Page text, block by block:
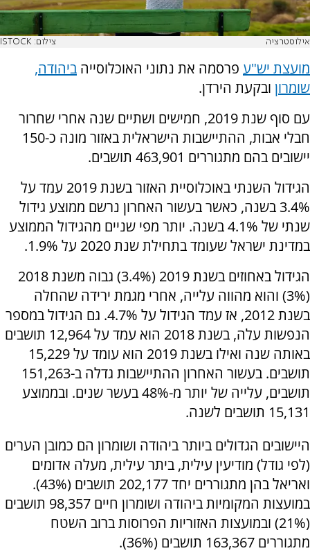
אילוסטרציה צילום: ISTOCK
מועצת יש"ע פרסמה את נתוני האוכלוסייה ביהודה,
שומרון ובקעת הירדן.
עם סוף שנת 2019, חמישים ושתיים שנה אחרי שחרור
חבלי אבות, ההתיישבות הישראלית באזור מונה כ-150
יישובים בהם מתגוררים 463,901 תושבים.
הגידול השנתי באוכלוסיית האזור בשנת 2019 עמד על
3.4% בשנה, כאשר בעשור האחרון נרשם ממוצע גידול
שנתי של 4.1% בשנה. יותר מפי שניים מהגידול הממוצע
במדינת ישראל שעומד בתחילת שנת 2020 על 1.9%.
הגידול באחוזים בשנת 2019 (3.4%) גבוה משנת 2018
(3%) והוא מהווה עלייה, אחרי מגמת ירידה שהחלה
בשנת 2012, אז עמד הגידול על 4.7%. גם הגידול במספר
הנפשות עלה, בשנת 2018 הוא עמד על 12,964 תושבים
באותה שנה ואילו בשנת 2019 הוא עומד על 15,229
תושבים. בעשור האחרון ההתיישבות גדלה ב-151,263
תושבים, עלייה של יותר מ-48% בעשר שנים. ובממוצע
15,131 תושבים לשנה.
היישובים הגדולים ביותר ביהודה ושומרון הם כמובן הערים
(לפי גודל) מודיעין עילית, ביתר עילית, מעלה אדומים
ואריאל בהן מתגוררים יחד 202,177 תושבים (43%).
במועצות המקומיות ביהודה ושומרון חיים 98,357 תושבים
(21%) ובמועצות האזוריות הפרוסות ברוב השטח
מתגוררים 163,367 תושבים (36%).